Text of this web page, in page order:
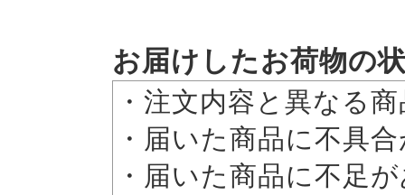
お届けしたお荷物の
・注文内容と異なる
・届いた商品に不具
・届いた商品に不足